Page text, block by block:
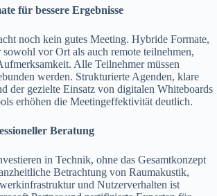
für bessere Ergebnisse
noch kein gutes Meeting. Hybride Formate,
vor Ort als auch remote teilnehmen,
Alle Teilnehmer müssen
werden. Strukturierte Agenden, klare
der gezielte Einsatz von digitalen Whiteboards
erhöhen die Meetingeffektivität deutlich.
Beratung
in Technik, ohne das Gesamtkonzept
Betrachtung von Raumakustik,
und Nutzerverhalten ist